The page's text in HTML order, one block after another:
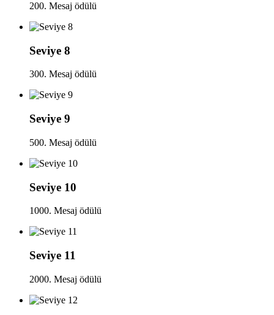
200. Mesaj ödülü
Seviye 8
300. Mesaj ödülü
Seviye 9
500. Mesaj ödülü
Seviye 10
1000. Mesaj ödülü
Seviye 11
2000. Mesaj ödülü